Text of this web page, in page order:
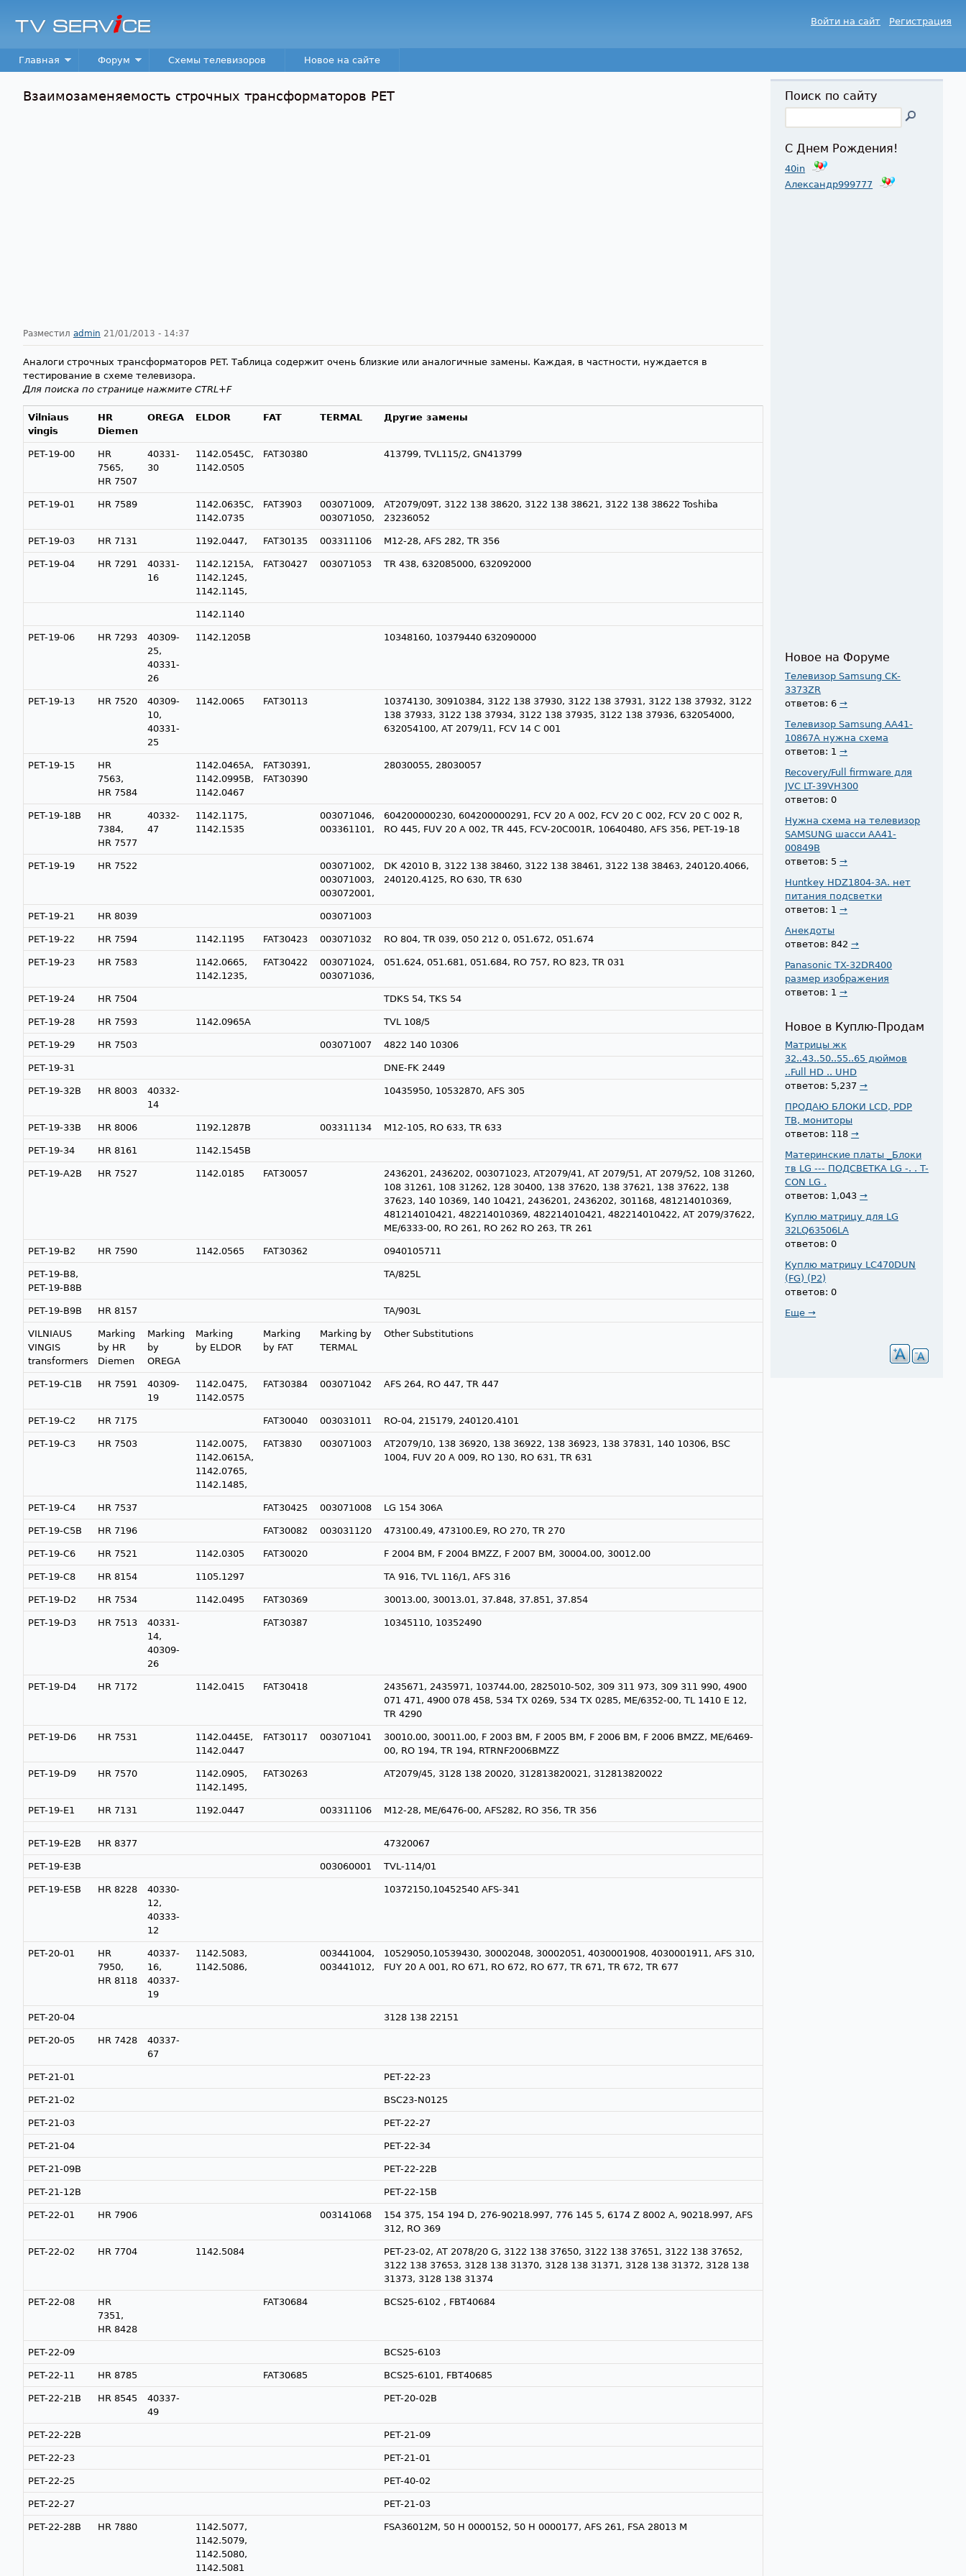
TV
Service
Войти на сайт Регистрация
Main menu
Главная Форум Схемы телевизоров Новое на сайте
Взаимозаменяемость строчных трансформаторов PET
Разместил admin 21/01/2013 - 14:37
Аналоги строчных трансформаторов PET. Таблица содержит очень близкие или аналогичные замены. Каждая, в частности, нуждается в
тестирование в схеме телевизора.
Для поиска по странице нажмите CTRL+F
Vilniaus
vingis
HR
Diemen
OREGA ELDOR FAT TERMAL Другие замены
PET-19-00
HR
7565,
HR 7507
40331-
30
1142.0545C,
1142.0505
FAT30380 413799, TVL115/2, GN413799
PET-19-01 HR 7589
1142.0635C,
1142.0735
FAT3903
003071009,
003071050,
AT2079/09T, 3122 138 38620, 3122 138 38621, 3122 138 38622 Toshiba
23236052
PET-19-03 HR 7131 1192.0447, FAT30135 003311106 M12-28, AFS 282, TR 356
PET-19-04 HR 7291
40331-
16
1142.1215A,
1142.1245,
1142.1145,
FAT30427 003071053 TR 438, 632085000, 632092000
1142.1140
PET-19-06 HR 7293
40309-
25,
40331-
26
1142.1205B 10348160, 10379440 632090000
PET-19-13 HR 7520
40309-
10,
40331-
25
1142.0065 FAT30113
10374130, 30910384, 3122 138 37930, 3122 138 37931, 3122 138 37932, 3122
138 37933, 3122 138 37934, 3122 138 37935, 3122 138 37936, 632054000,
632054100, AT 2079/11, FCV 14 C 001
PET-19-15
HR
7563,
HR 7584
1142.0465A,
1142.0995B,
1142.0467
FAT30391,
FAT30390
28030055, 28030057
PET-19-18B
HR
7384,
HR 7577
40332-
47
1142.1175,
1142.1535
003071046,
003361101,
604200000230, 604200000291, FCV 20 A 002, FCV 20 C 002, FCV 20 C 002 R,
RO 445, FUV 20 A 002, TR 445, FCV-20C001R, 10640480, AFS 356, PET-19-18
PET-19-19 HR 7522
003071002,
003071003,
003072001,
DK 42010 B, 3122 138 38460, 3122 138 38461, 3122 138 38463, 240120.4066,
240120.4125, RO 630, TR 630
PET-19-21 HR 8039 003071003
PET-19-22 HR 7594 1142.1195 FAT30423 003071032 RO 804, TR 039, 050 212 0, 051.672, 051.674
PET-19-23 HR 7583
1142.0665,
1142.1235,
FAT30422
003071024,
003071036,
051.624, 051.681, 051.684, RO 757, RO 823, TR 031
PET-19-24 HR 7504 TDKS 54, TKS 54
PET-19-28 HR 7593 1142.0965A TVL 108/5
PET-19-29 HR 7503 003071007 4822 140 10306
PET-19-31 DNE-FK 2449
PET-19-32B HR 8003
40332-
14
10435950, 10532870, AFS 305
PET-19-33B HR 8006 1192.1287B 003311134 M12-105, RO 633, TR 633
PET-19-34 HR 8161 1142.1545B
PET-19-A2B HR 7527 1142.0185 FAT30057
2436201, 2436202, 003071023, AT2079/41, AT 2079/51, AT 2079/52, 108 31260,
108 31261, 108 31262, 128 30400, 138 37620, 138 37621, 138 37622, 138
37623, 140 10369, 140 10421, 2436201, 2436202, 301168, 481214010369,
481214010421, 482214010369, 482214010421, 482214010422, AT 2079/37622,
ME/6333-00, RO 261, RO 262 RO 263, TR 261
PET-19-B2 HR 7590 1142.0565 FAT30362 0940105711
PET-19-B8,
PET-19-B8B
TA/825L
PET-19-B9B HR 8157 TA/903L
VILNIAUS
VINGIS
transformers
Marking
by HR
Diemen
Marking
by
OREGA
Marking
by ELDOR
Marking
by FAT
Marking by
TERMAL
Other Substitutions
PET-19-C1B HR 7591
40309-
19
1142.0475,
1142.0575
FAT30384 003071042 AFS 264, RO 447, TR 447
PET-19-C2 HR 7175 FAT30040 003031011 RO-04, 215179, 240120.4101
PET-19-C3 HR 7503
1142.0075,
1142.0615A,
1142.0765,
1142.1485,
FAT3830 003071003
AT2079/10, 138 36920, 138 36922, 138 36923, 138 37831, 140 10306, BSC
1004, FUV 20 A 009, RO 130, RO 631, TR 631
PET-19-C4 HR 7537 FAT30425 003071008 LG 154 306A
PET-19-C5B HR 7196 FAT30082 003031120 473100.49, 473100.E9, RO 270, TR 270
PET-19-C6 HR 7521 1142.0305 FAT30020 F 2004 BM, F 2004 BMZZ, F 2007 BM, 30004.00, 30012.00
PET-19-C8 HR 8154 1105.1297 TA 916, TVL 116/1, AFS 316
PET-19-D2 HR 7534 1142.0495 FAT30369 30013.00, 30013.01, 37.848, 37.851, 37.854
PET-19-D3 HR 7513
40331-
14,
40309-
26
FAT30387 10345110, 10352490
PET-19-D4 HR 7172 1142.0415 FAT30418
2435671, 2435971, 103744.00, 2825010-502, 309 311 973, 309 311 990, 4900
071 471, 4900 078 458, 534 TX 0269, 534 TX 0285, ME/6352-00, TL 1410 E 12,
TR 4290
PET-19-D6 HR 7531
1142.0445E,
1142.0447
FAT30117 003071041
30010.00, 30011.00, F 2003 BM, F 2005 BM, F 2006 BM, F 2006 BMZZ, ME/6469-
00, RO 194, TR 194, RTRNF2006BMZZ
PET-19-D9 HR 7570
1142.0905,
1142.1495,
FAT30263 AT2079/45, 3128 138 20020, 312813820021, 312813820022
PET-19-E1 HR 7131 1192.0447 003311106 M12-28, ME/6476-00, AFS282, RO 356, TR 356
PET-19-E2B HR 8377 47320067
PET-19-E3B 003060001 TVL-114/01
PET-19-E5B HR 8228
40330-
12,
40333-
12
10372150,10452540 AFS-341
PET-20-01
HR
7950,
HR 8118
40337-
16,
40337-
19
1142.5083,
1142.5086,
003441004,
003441012,
10529050,10539430, 30002048, 30002051, 4030001908, 4030001911, AFS 310,
FUY 20 A 001, RO 671, RO 672, RO 677, TR 671, TR 672, TR 677
PET-20-04 3128 138 22151
PET-20-05 HR 7428
40337-
67
PET-21-01 PET-22-23
PET-21-02 BSC23-N0125
PET-21-03 PET-22-27
PET-21-04 PET-22-34
PET-21-09B PET-22-22B
PET-21-12B PET-22-15B
PET-22-01 HR 7906 003141068
154 375, 154 194 D, 276-90218.997, 776 145 5, 6174 Z 8002 A, 90218.997, AFS
312, RO 369
PET-22-02 HR 7704 1142.5084
PET-23-02, AT 2078/20 G, 3122 138 37650, 3122 138 37651, 3122 138 37652,
3122 138 37653, 3128 138 31370, 3128 138 31371, 3128 138 31372, 3128 138
31373, 3128 138 31374
PET-22-08
HR
7351,
HR 8428
FAT30684 BCS25-6102 , FBT40684
PET-22-09 BCS25-6103
PET-22-11 HR 8785 FAT30685 BCS25-6101, FBT40685
PET-22-21B HR 8545
40337-
49
PET-20-02B
PET-22-22B PET-21-09
PET-22-23 PET-21-01
PET-22-25 PET-40-02
PET-22-27 PET-21-03
PET-22-28B HR 7880
1142.5077,
1142.5079,
1142.5080,
1142.5081
FSA36012M, 50 H 0000152, 50 H 0000177, AFS 261, FSA 28013 M
Поиск по сайту
С Днем Рождения!
40in
Александр999777
Новое на Форуме
Телевизор Samsung CK-
3373ZR
ответов: 6→
Телевизор Samsung AA41-
10867A нужна схема
ответов: 1→
Recovery/Full firmware для
JVC LT-39VH300
ответов: 0
Нужна схема на телевизор
SAMSUNG шасси AA41-
00849B
ответов: 5→
Huntkey HDZ1804-3A. нет
питания подсветки
ответов: 1→
Анекдоты
ответов: 842→
Panasonic TX-32DR400
размер изображения
ответов: 1→
Новое в Куплю-Продам
Матрицы жк
32..43..50..55..65 дюймов
..Full HD .. UHD
ответов: 5,237→
ПРОДАЮ БЛОКИ LCD, PDP
ТВ, мониторы
ответов: 118→
Материнские платы _Блоки
тв LG --- ПОДСВЕТКА LG -. . T-
CON LG .
ответов: 1,043→
Куплю матрицу для LG
32LQ63506LA
ответов: 0
Куплю матрицу LC470DUN
(FG) (P2)
ответов: 0
Еще →